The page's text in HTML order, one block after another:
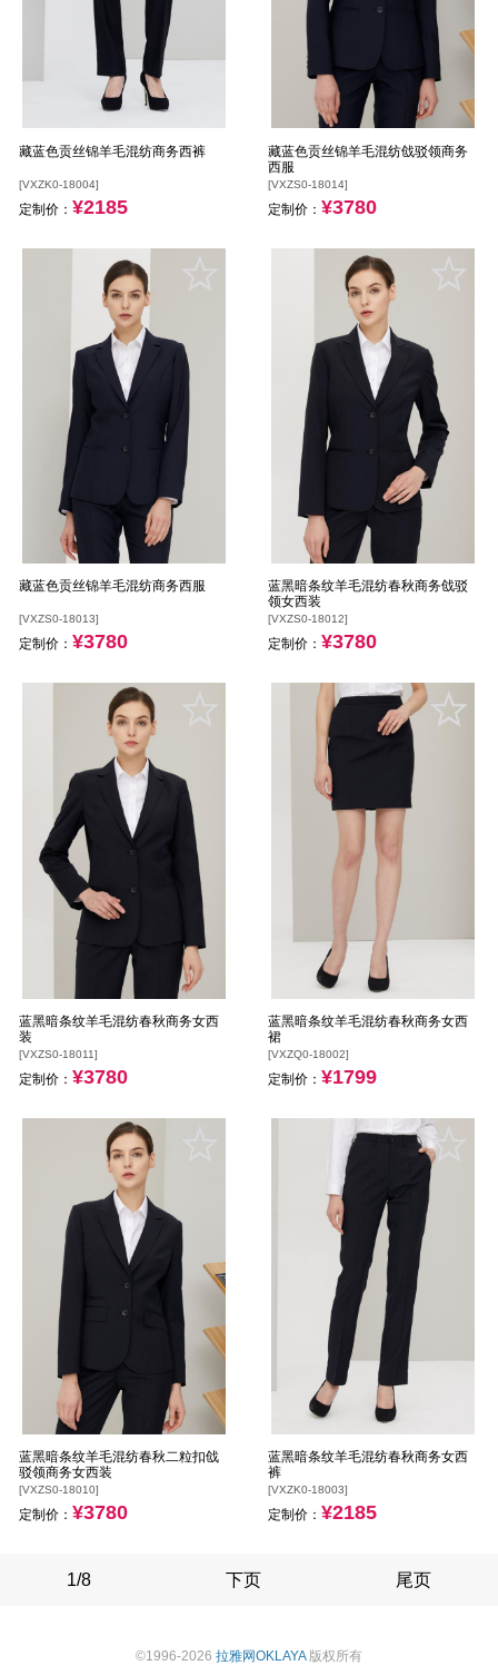
藏蓝色贡丝锦羊毛混纺商务西裤
[VXZK0-18004]
定制价： ¥2185
藏蓝色贡丝锦羊毛混纺戗驳领商务
西服
[VXZS0-18014]
定制价： ¥3780
藏蓝色贡丝锦羊毛混纺商务西服
[VXZS0-18013]
定制价： ¥3780
蓝黑暗条纹羊毛混纺春秋商务戗驳
领女西装
[VXZS0-18012]
定制价： ¥3780
蓝黑暗条纹羊毛混纺春秋商务女西
装
[VXZS0-18011]
定制价： ¥3780
蓝黑暗条纹羊毛混纺春秋商务女西
裙
[VXZQ0-18002]
定制价： ¥1799
蓝黑暗条纹羊毛混纺春秋二粒扣戗
驳领商务女西装
[VXZS0-18010]
定制价： ¥3780
蓝黑暗条纹羊毛混纺春秋商务女西
裤
[VXZK0-18003]
定制价： ¥2185
1/8 下页 尾页
©1996-2026 拉雅网OKLAYA版权所有